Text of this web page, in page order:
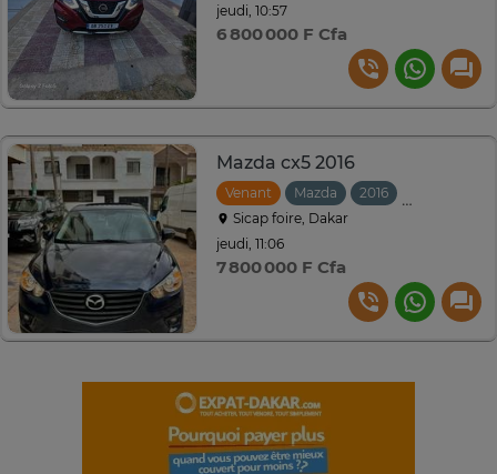
jeudi, 10:57
6 800 000 F Cfa
Mazda cx5 2016
Venant Mazda 2016
Sicap foire, Dakar
jeudi, 11:06
7 800 000 F Cfa